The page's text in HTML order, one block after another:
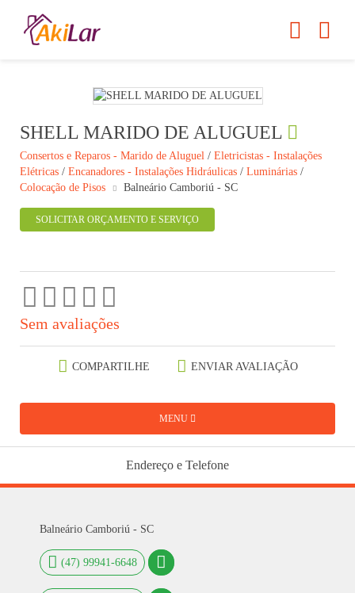
SHELL MARIDO DE ALUGUEL
Consertos e Reparos - Marido de Aluguel / Eletricistas - Instalações
Elétricas / Encanadores - Instalações Hidráulicas / Luminárias /
Colocação de Pisos
Balneário Camboriú - SC
SOLICITAR ORÇAMENTO E SERVIÇO
Sem avaliações
COMPARTILHE ENVIAR AVALIAÇÃO
MENU
Endereço e Telefone
Balneário Camboriú - SC
(47) 99941-6648